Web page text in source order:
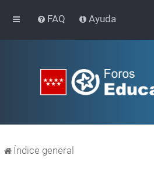
FAQ Ayuda
Índice general